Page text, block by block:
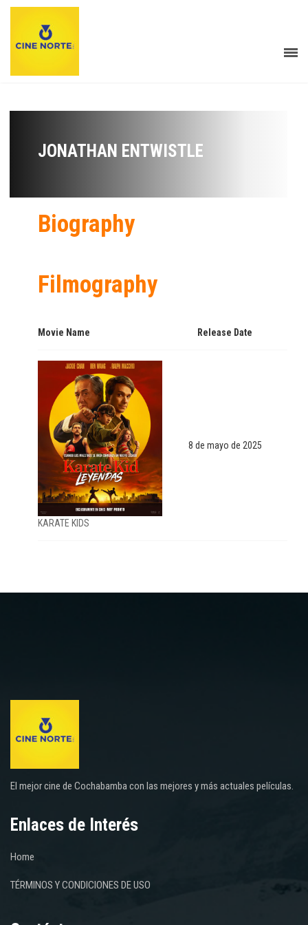
JONATHAN ENTWISTLE
Biography
Filmography
Movie Name Release Date
KARATE KIDS
8 de mayo de 2025
El mejor cine de Cochabamba con las mejores y más actuales películas.
Enlaces de Interés
Home
TÉRMINOS Y CONDICIONES DE USO